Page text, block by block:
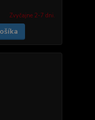
Zvyčajne 2-7 dni.